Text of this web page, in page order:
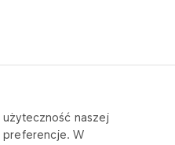
naszej
preferencje. W